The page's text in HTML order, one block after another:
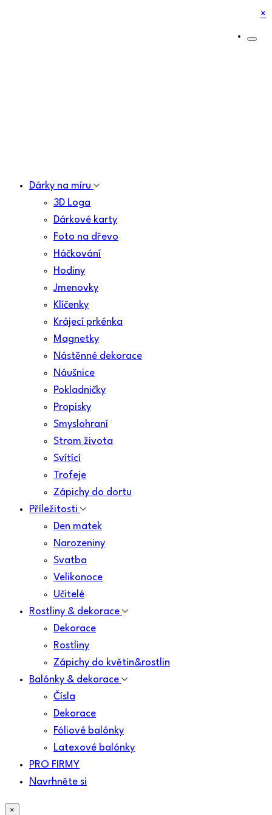
×
Dárky na míru
3D Loga
Dárkové karty
Foto na dřevo
Háčkování
Hodiny
Jmenovky
Klíčenky
Krájecí prkénka
Magnetky
Nástěnné dekorace
Náušnice
Pokladničky
Propisky
Smyslohraní
Strom života
Svítící
Trofeje
Zápichy do dortu
Příležitosti
Den matek
Narozeniny
Svatba
Velikonoce
Učitelé
Rostliny & dekorace
Dekorace
Rostliny
Zápichy do květin&rostlin
Balónky & dekorace
Čísla
Dekorace
Fóliové balónky
Latexové balónky
PRO FIRMY
Navrhněte si
×